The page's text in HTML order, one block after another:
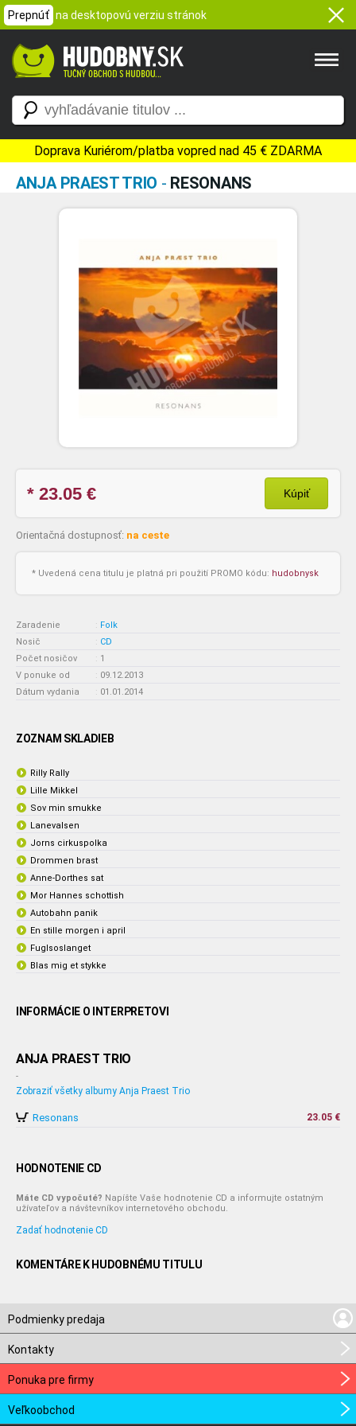
Prepnúť na desktopovú verziu stránok
Doprava Kuriérom/platba vopred nad 45 € ZDARMA
ANJA PRAEST TRIO - RESONANS
* 23.05 € Kúpiť
Orientačná dostupnosť: na ceste
* Uvedená cena titulu je platná pri použití PROMO kódu: hudobnysk
Zaradenie : Folk
Nosič
: CD
Počet nosičov
: 1
V ponuke od
: 09.12.2013
Dátum vydania
: 01.01.2014
ZOZNAM SKLADIEB
Rilly Rally
Lille Mikkel
Sov min smukke
Lanevalsen
Jorns cirkuspolka
Drommen brast
Anne-Dorthes sat
Mor Hannes schottish
Autobahn panik
En stille morgen i april
Fuglsoslanget
Blas mig et stykke
INFORMÁCIE O INTERPRETOVI
ANJA PRAEST TRIO
-
Zobraziť všetky albumy Anja Praest Trio
Resonans 23.05 €
HODNOTENIE CD
Máte CD vypočuté? Napíšte Vaše hodnotenie CD a informujte ostatným
užívateľov a návštevníkov internetového obchodu.
Zadať hodnotenie CD
KOMENTÁRE K HUDOBNÉMU TITULU
Podmienky predaja
Kontakty
Ponuka pre firmy
Veľkoobchod